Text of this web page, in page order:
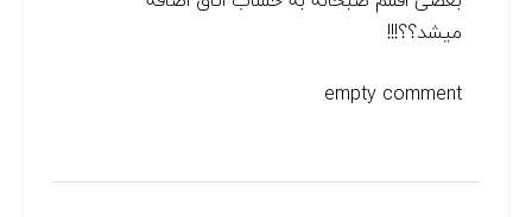
میشد؟؟!!!
empty comment